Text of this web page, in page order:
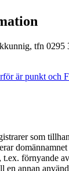
tfn 0295
är punkt och
som
t.ex. förnyande
annan